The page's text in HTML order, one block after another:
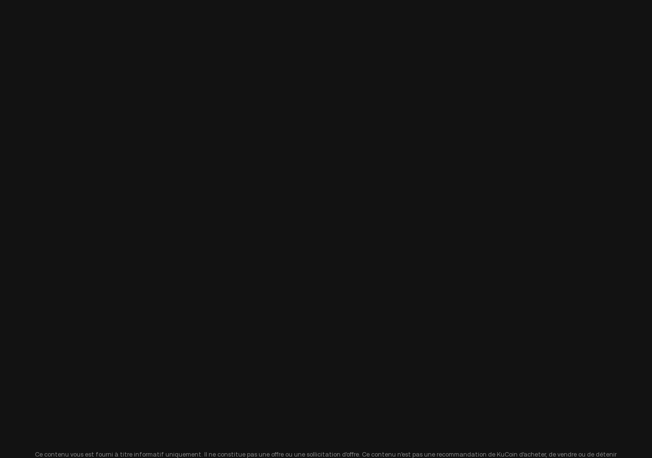
Ce contenu vous est fourni à titre informatif uniquement. Il ne constitue pas une offre ou une sollicitation d'offre. Ce contenu n'est pas une recommandation de KuCoin d'acheter, de vendre ou de détenir